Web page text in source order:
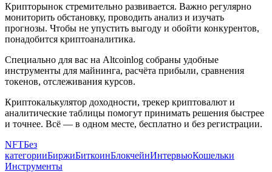
Крипторынок стремительно развивается. Важно регулярно
мониторить обстановку, проводить анализ и изучать
прогнозы. Чтобы не упустить выгоду и обойти конкурентов,
понадобится криптоаналитика.
Специально для вас на Altcoinlog собраны удобные
инструменты для майнинга, расчёта прибыли, сравнения
токенов, отслеживания курсов.
Криптокалькулятор доходности, трекер криптовалют и
аналитические таблицы помогут принимать решения быстрее
и точнее. Всё — в одном месте, бесплатно и без регистрации.
NFTБез
категорииБиржиБиткоинБлокчейнИнтервьюКошельки
Инструменты